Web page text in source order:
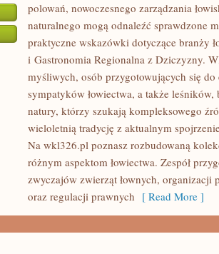
polowań, nowoczesnego zarządzania
naturalnego mogą odnaleźć sprawdzone
praktyczne wskazówki dotyczące branży
i Gastronomia Regionalna z Dziczyzny.
myśliwych, osób przygotowujących się
sympatyków łowiectwa, a także
natury, którzy szukają kompleksowego
wieloletnią tradycję z aktualnym
Na wkl326.pl poznasz rozbudowaną
różnym aspektom łowiectwa. Zespół
zwyczajów zwierząt łownych, organizacji
oraz regulacji prawnych [ Read More ]